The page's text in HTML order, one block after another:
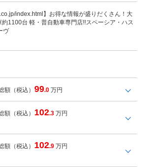
index.html】お得な情報が盛りだくさん！大
1100台 軽・普自動車専門店!!スペーシア・ハス
ヴ
額（税込）99.0 万円
額（税込） 102.3 万円
額（税込） 102.9 万円